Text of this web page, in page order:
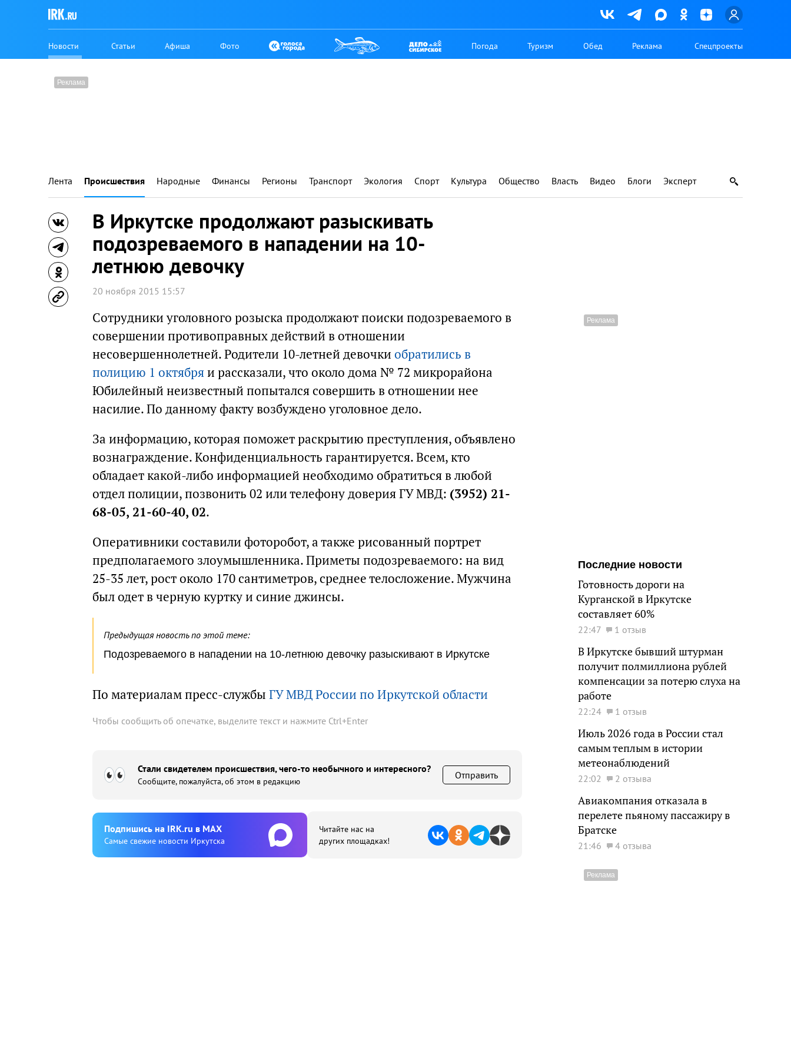
Новости Статьи Афиша Фото Погода Туризм Обед Реклама Спецпроекты
Лента Происшествия Народные Финансы Регионы Транспорт Экология Спорт Культура Общество Власть Видео Блоги Эксперт
В Иркутске продолжают разыскивать
подозреваемого в нападении на 10-
летнюю девочку
20 ноября 2015 15:57
Cотрудники уголовного розыска продолжают поиски подозреваемого в
совершении противоправных действий в отношении
несовершеннолетней. Родители 10-летней девочки обратились в
полицию 1 октябряи рассказали, что около дома № 72 микрорайона
Юбилейный неизвестный попытался совершить в отношении нее
насилие. По данному факту возбуждено уголовное дело.
За информацию, которая поможет раскрытию преступления, объявлено
вознаграждение. Конфиденциальность гарантируется. Всем, кто
обладает какой-либо информацией необходимо обратиться в любой
отдел полиции, позвонить 02 или телефону доверия ГУ МВД: (3952) 21-
68-05, 21-60-40, 02.
Оперативники составили фоторобот, а также рисованный портрет
предполагаемого злоумышленника. Приметы подозреваемого: на вид
25-35 лет, рост около 170 сантиметров, среднее телосложение. Мужчина
был одет в черную куртку и синие джинсы.
Предыдущая новость по этой теме:
Подозреваемого в нападении на 10-летнюю девочку разыскивают в Иркутске
По материалам пресс-службы ГУ МВД России по Иркутской области
Чтобы сообщить об опечатке, выделите текст и нажмите Ctrl+Enter
Стали свидетелем происшествия, чего-то необычного и интересного?
Сообщите, пожалуйста, об этом в редакцию
Отправить
Подпишиcь на IRK.ru в MAX
Cамые свежие новости Иркутска
Читайте нас на
других площадках!
Последние новости
Готовность дороги на
Курганской в Иркутске
составляет 60%
22:47 1 отзыв
В Иркутске бывший штурман
получит полмиллиона рублей
компенсации за потерю слуха на
работе
22:24 1 отзыв
Июль 2026 года в России стал
самым теплым в истории
метеонаблюдений
22:02 2 отзыва
Авиакомпания отказала в
перелете пьяному пассажиру в
Братске
21:46 4 отзыва